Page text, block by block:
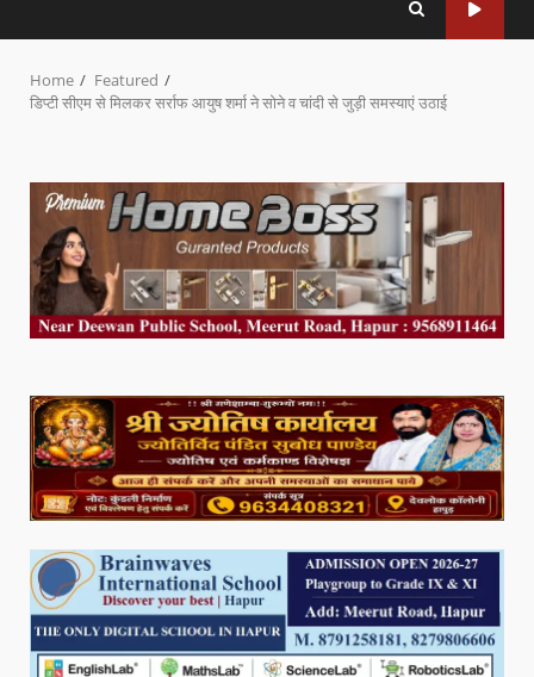
Home
Featured
डिप्टी सीएम से मिलकर सर्राफ आयुष शर्मा ने सोने व चांदी से जुड़ी समस्याएं उठाई